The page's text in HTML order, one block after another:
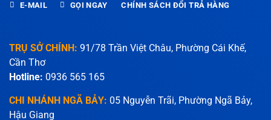
TRỤ SỞ CHÍNH: 91/78 Trần Việt Châu, Phường Cái Khế,
Cần Thơ
Hotline: 0936 565 165
CHI NHÁNH NGÃ BẢY: 05 Nguyễn Trãi, Phường Ngã Bảy,
Hậu Giang
E-MAIL GỌI NGAY CHÍNH SÁCH ĐỔI TRẢ HÀNG